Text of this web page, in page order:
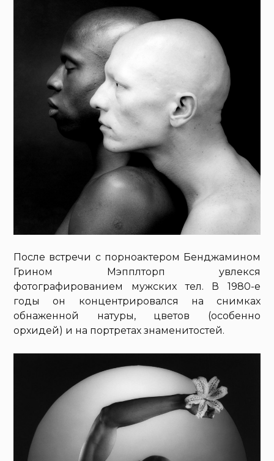
После встречи с порноактером Бенджамином
Грином Мэпплторп увлекся
фотографированием мужских тел. В 1980-е
годы он концентрировался на снимках
обнаженной натуры, цветов (особенно
орхидей) и на портретах знаменитостей.